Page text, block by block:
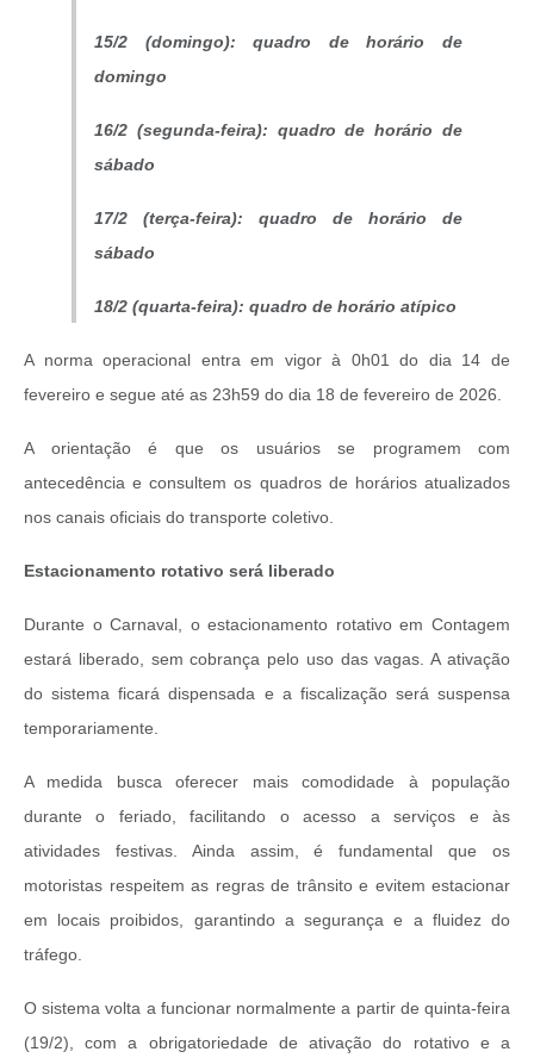
15/2 (domingo): quadro de horário de
domingo
16/2 (segunda-feira): quadro de horário de
sábado
17/2 (terça-feira): quadro de horário de
sábado
18/2 (quarta-feira): quadro de horário atípico
A norma operacional entra em vigor à 0h01 do dia 14 de
fevereiro e segue até as 23h59 do dia 18 de fevereiro de 2026.
A orientação é que os usuários se programem com
antecedência e consultem os quadros de horários atualizados
nos canais oficiais do transporte coletivo.
Estacionamento rotativo será liberado
Durante o Carnaval, o estacionamento rotativo em Contagem
estará liberado, sem cobrança pelo uso das vagas. A ativação
do sistema ficará dispensada e a fiscalização será suspensa
temporariamente.
A medida busca oferecer mais comodidade à população
durante o feriado, facilitando o acesso a serviços e às
atividades festivas. Ainda assim, é fundamental que os
motoristas respeitem as regras de trânsito e evitem estacionar
em locais proibidos, garantindo a segurança e a fluidez do
tráfego.
O sistema volta a funcionar normalmente a partir de quinta-feira
(19/2), com a obrigatoriedade de ativação do rotativo e a